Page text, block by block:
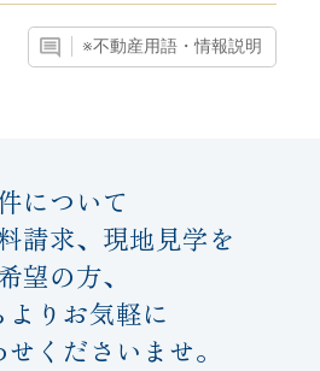
※不動産用語・情報説明
について
請求、現地見学を
望の方、
よりお気軽に
くださいませ。